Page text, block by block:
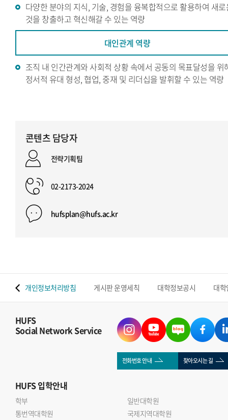
다양한 분야의 지식, 기술, 경험을 융복합적으로 활용하여 새
것을 창출하고 혁신해갈 수 있는 역량
대인관계 역량
조직 내 인간관계와 사회적 상황 속에서 공동의 목표달성을 위
정서적 유대 형성, 협업, 중재 및 리더십을 발휘할 수 있는 역량
콘텐츠 담당자
전략기획팀
02-2173-2024
hufsplan@hufs.ac.kr
개인정보처리방침 게시판 운영세칙 대학정보공시 대
HUFS
Social Network Service
전화번호 안내 찾아오시는 길
HUFS입학안내
학부
일반대학원
통번역대학원
국제지역대학원